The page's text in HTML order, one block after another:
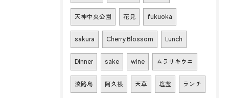
天神中央公園 花見 fukuoka
sakura Cherry Blossom Lunch
Dinner sake wine ムラサキウニ
淡路島 阿久根 天草 塩釜 ランチ